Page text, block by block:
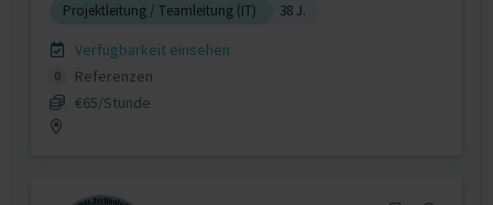
Projektleitung / Teamleitung (IT)
38 J.
Verfügbarkeit einsehen
0
Referenzen
€65/Stunde